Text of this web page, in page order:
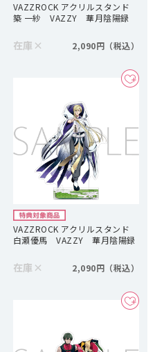
VAZZROCK アクリルスタンド
築 一紗 VAZZY 華月陰陽録
在庫 × 2,090円
VAZZROCK アクリルスタンド
白瀬優馬 VAZZY 華月陰陽録
在庫 × 2,090円